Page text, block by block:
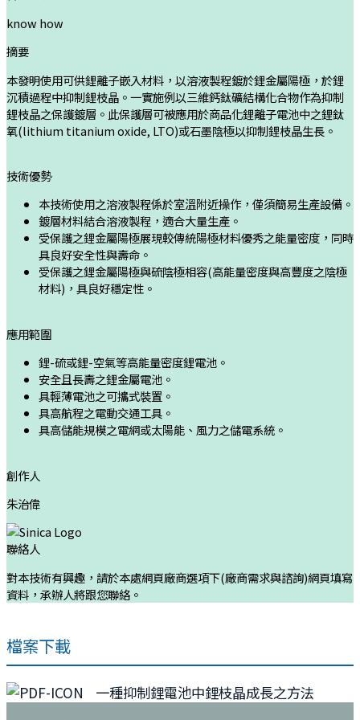
know how
摘要
本發明使用可供鋰離子嵌入材料，以溶液製程鍍於鋰金屬陽極，於鋰
沉積過程中抑制鋰枝晶。一實施例以三維鈣鈦礦結構化合物作為抑制
鋰枝晶之保護鍍層。此保護層可被應用於商品化鋰離子電池中之鋰鈦
氧(lithium titanium oxide, LTO)或石墨陰極以抑制鋰枝晶生長。
技術優勢
本技術使用之溶液製程係於室溫附近操作，僅須簡易生產設備。
鍍層材料結合溶液製程，適合大量生產。
受保護之鋰金屬陽極展現較傳統陽極材料優秀之能量密度，同時
具良好安全性與壽命。
受保護之鋰金屬陽極與硫陰極相容(高能量密度與高豐度之陰極
材料)，具良好穩定性。
應用範圍
鋰-硫或鋰-空氣等高能量密度鋰電池。
安全且長壽之鋰金屬電池。
具輕薄電池之可攜式裝置。
具高航程之電動交通工具。
具高儲能規模之電網或太陽能、風力之儲電系統。
創作人
朱治偉
聯絡人
對本技術有興趣，請於本處網頁廠商選項下(廠商需求與諮詢)網頁填寫
資料，承辦人將跟您聯絡。
檔案下載
一種抑制鋰電池中鋰枝晶成長之方法